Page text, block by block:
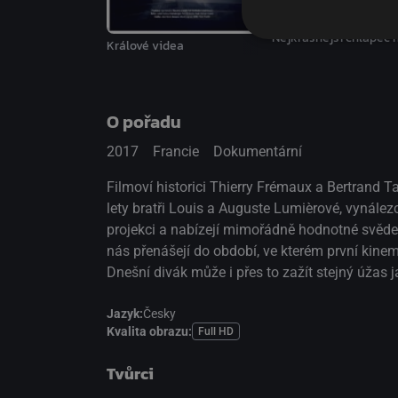
Králové videa Nejkrásnější chlapec
O pořadu
2017 Francie Dokumentární
Filmoví historici Thierry Frémaux a Bertrand
lety bratři Louis a Auguste Lumièrové,
projekci a nabízejí mimořádně hodnotné
nás přenášejí do období, ve kterém první
Dnešní divák může i přes to zažít stejný
Jazyk:Česky
Kvalita obrazu:
Full HD
Tvůrci